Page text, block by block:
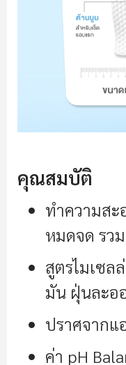
คุณสมบัติ
ทำความสะ
หมดจด รว
สูตรไมเซล
มัน ฝุ่นละอ
ปราศจากแ
ค่า pH